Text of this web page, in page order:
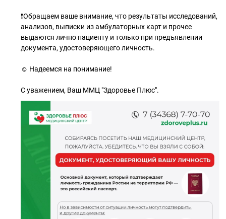
❗Обращаем ваше внимание, что результаты исследований,
анализов, выписки из амбулаторных карт и прочее
выдаются лично пациенту и только при предъявлении
документа, удостоверяющего личность.
☺ Надеемся на понимание!
С уважением, Ваш ММЦ "Здоровье Плюс".